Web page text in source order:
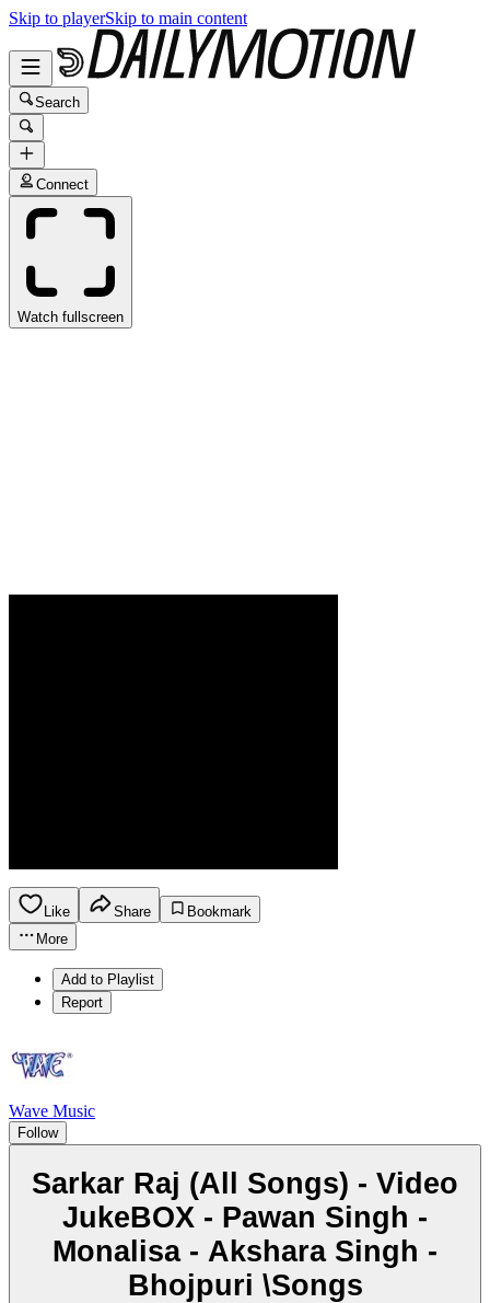
Skip to playerSkip to main content
Search
Connect
Watch fullscreen
Like Share
Bookmark
More
Add to Playlist
Report
Wave Music
Follow
Sarkar Raj (All Songs) - Video
JukeBOX - Pawan Singh -
Monalisa - Akshara Singh -
Bhojpuri \Songs